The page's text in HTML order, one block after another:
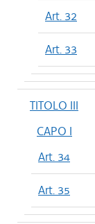
Art. 32
Art. 33
TITOLO III
CAPO I
Art. 34
Art. 35